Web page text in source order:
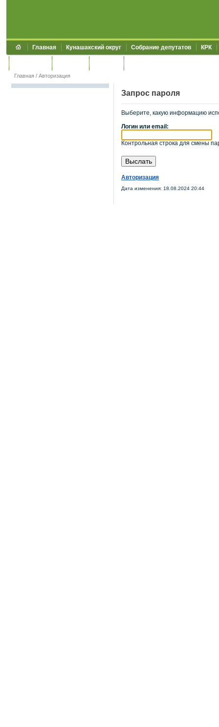
Главная Кунашакский округ Собрание депутатов КРК
Главная / Авторизация
Запрос пароля
Выберите, какую информацию
Логин или email:
Контрольная строка для смены
Авторизация
Дата изменения: 18.08.2024 20:44